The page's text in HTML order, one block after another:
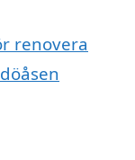
renovera